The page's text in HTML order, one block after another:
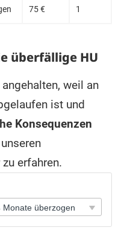
75 € 1
überfällige HU
weil an
ist und
Konsequenzen
erfahren.